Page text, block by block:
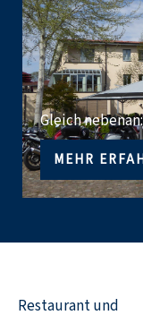
Gleich
MEHR
Restaurant und